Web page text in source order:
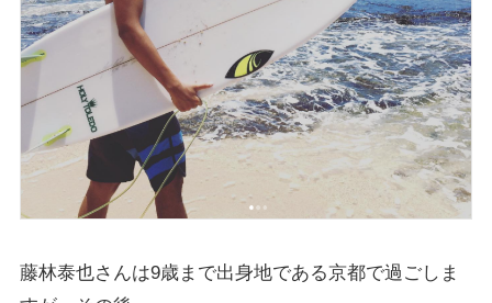
藤林泰也さんは9歳まで出身地である京都で過ごしま